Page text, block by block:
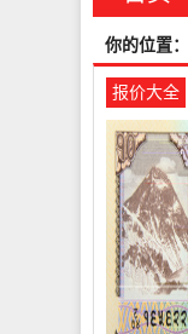
你的位置：
报价大全